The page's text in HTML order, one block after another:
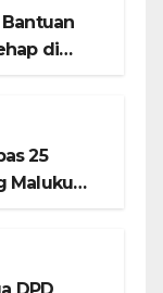
di
25
Maluku